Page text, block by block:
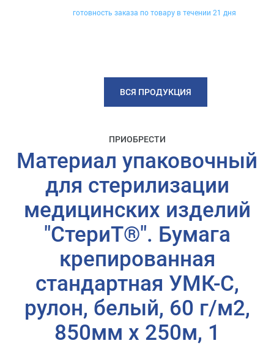
готовность заказа по товару в течении 21 дня
ВСЯ ПРОДУКЦИЯ
ПРИОБРЕСТИ
Материал упаковочный
для стерилизации
медицинских изделий
"СтериТ®". Бумага
крепированная
стандартная УМК-С,
рулон, белый, 60 г/м2,
850мм х 250м, 1